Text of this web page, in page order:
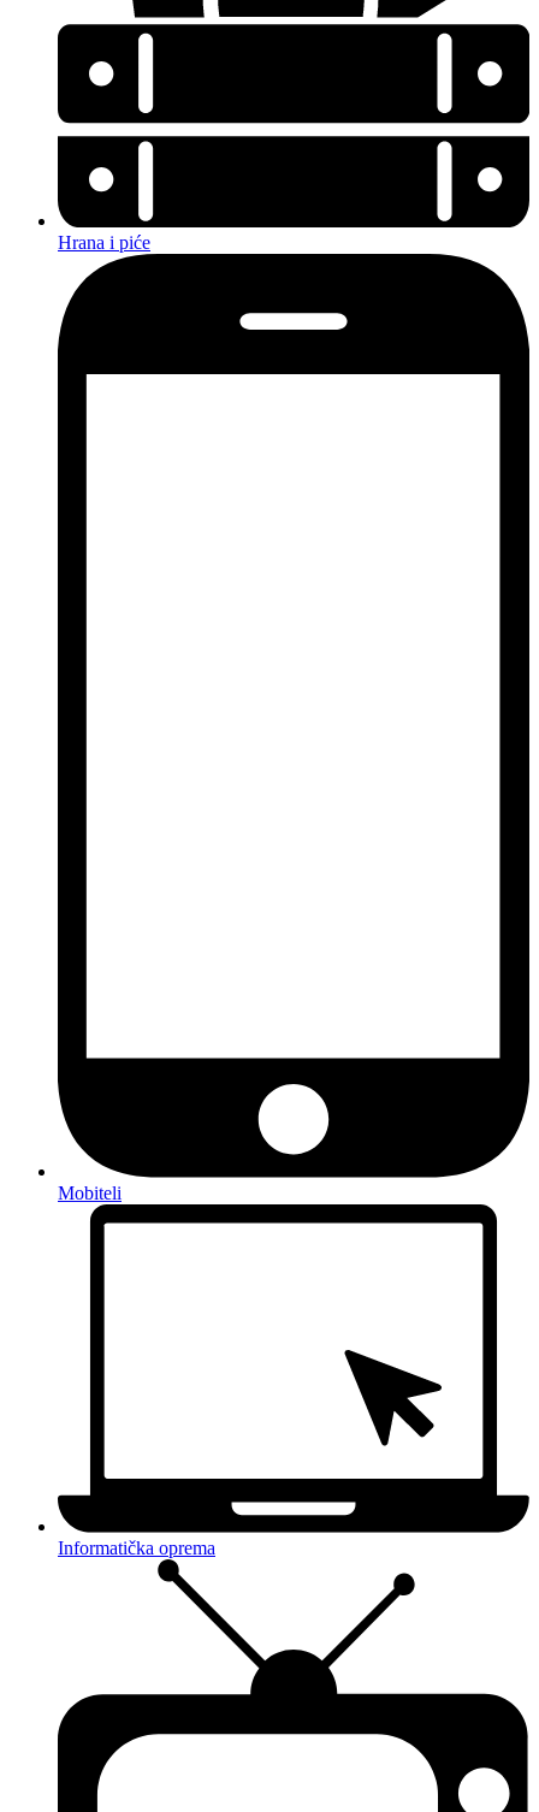
Hrana i piće
Mobiteli
Informatička oprema